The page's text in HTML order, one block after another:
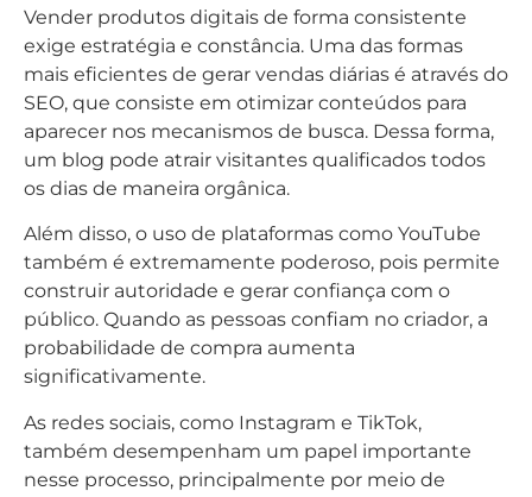
Vender produtos digitais de forma consistente
exige estratégia e constância. Uma das formas
mais eficientes de gerar vendas diárias é através do
SEO, que consiste em otimizar conteúdos para
aparecer nos mecanismos de busca. Dessa forma,
um blog pode atrair visitantes qualificados todos
os dias de maneira orgânica.
Além disso, o uso de plataformas como YouTube
também é extremamente poderoso, pois permite
construir autoridade e gerar confiança com o
público. Quando as pessoas confiam no criador, a
probabilidade de compra aumenta
significativamente.
As redes sociais, como Instagram e TikTok,
também desempenham um papel importante
nesse processo, principalmente por meio de